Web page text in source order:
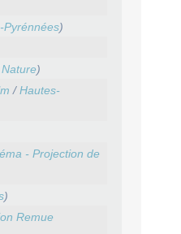
Pyrénnées)
Nature)
/Hautes-
- Projection de
)
Remue